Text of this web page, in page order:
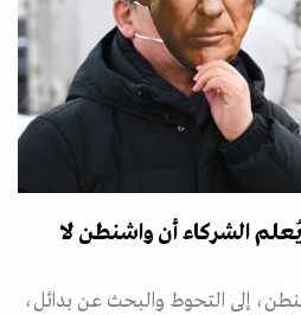
الشركاء أن واشنطن لا
إلى التحوط والبحث عن بدائل،